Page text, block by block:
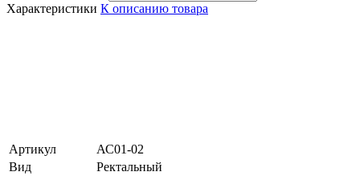
Характеристики К описанию товара
Артикул
АС01-02
Вид
Ректальный